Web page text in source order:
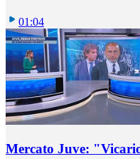
01:04
Mercato Juve: